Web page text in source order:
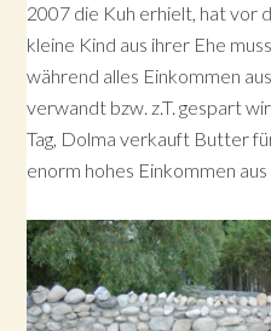
2007 die Kuh erhielt, hat vor
kleine Kind aus ihrer Ehe
während alles Einkommen
verwandt bzw. z.T. gespart
Tag, Dolma verkauft Butter
enorm hohes Einkommen